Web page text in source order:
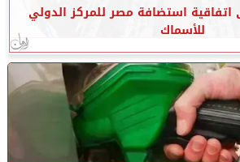
اتفاقية استضافة مصر للمركز الدولي
للأسماك